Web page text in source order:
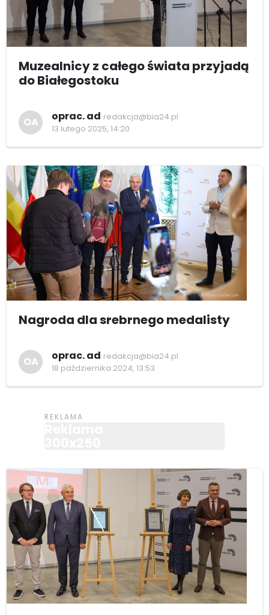
Muzealnicy z całego świata przyjadą
do Białegostoku
OA oprac. ad redakcja@bia24.pl
13 lutego 2025, 14:20
Nagroda dla srebrnego medalisty
OA oprac. ad redakcja@bia24.pl
18 października 2024, 13:53